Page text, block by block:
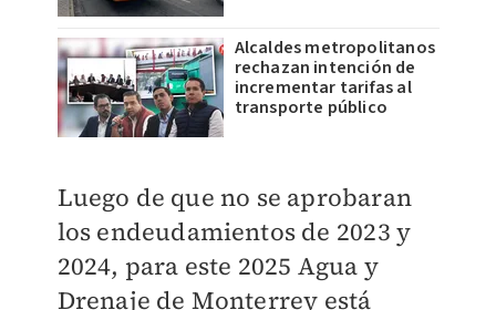
Alcaldes metropolitanos
rechazan intención de
incrementar tarifas al
transporte público
Luego de que no se aprobaran
los endeudamientos de 2023 y
2024, para este 2025 Agua y
Drenaje de Monterrey está